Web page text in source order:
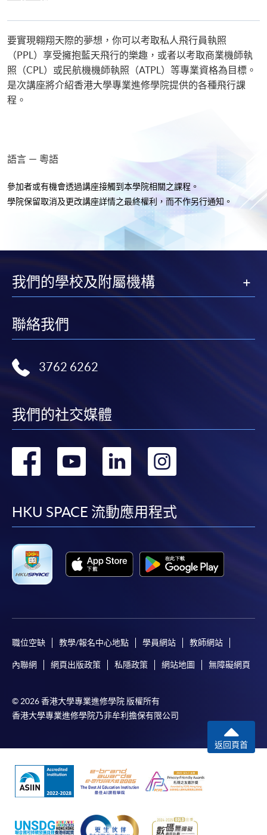
Wing Aircraft)
要實現翱翔天際的夢想，你可以考取私人飛行員執照
（PPL）享受擁抱藍天飛行的樂趣，或者以考取商業機師執
照（CPL）或民航機機師執照（ATPL）等專業資格為目標。
是次講座將介紹香港大學專業進修學院提供的各種飛行課
程。
語言 － 粵語
參加者或有機會透過講座接觸到本學院相關之課程。
學院保留取消及更改講座詳情之最終權利，而不作另行通知 。
我們的學校及附屬機構
聯絡我們
3762 6262
我們的社交媒體
轉
facebook
轉
youtube
轉
linkedin
HKU SPACE 流動應用程式
職位空缺 教學/報名中心地點 學員網站 教師網站
內聯網 網頁出版政策 私隱政策 網站地圖 無障礙網頁
© 2026 香港大學專業進修學院 版權所有
香港大學專業進修學院乃非牟利擔保有限公司
返回頁首